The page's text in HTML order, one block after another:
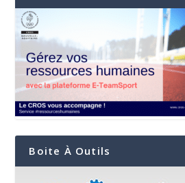
Boite À Outils